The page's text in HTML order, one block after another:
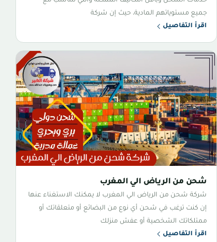
جميع مستوياتهم المادية، حيث إن شركة
اقرأ التفاصيل
شحن من الرياض الي المغرب
شركة شحن من الرياض الي المغرب لا يمكنك الاستغناء عنها
إن كنت ترغب في شحن أي نوع من البضائع أو متعلقاتك أو
ممتلكاتك الشخصية أو عفش منزلك
اقرأ التفاصيل